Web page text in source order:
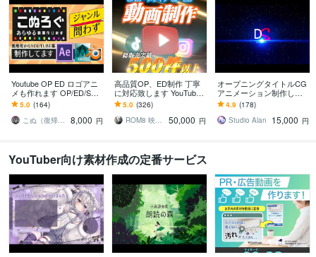
Youtube OP ED ロゴアニ
メも作れます OP/ED/SV
G/Lottie/3D/LOGO/タイト
ル等
5.0 (164)
こぬ（復帰✨）
8,000 円
高品質OP、ED制作 丁寧
に対応致します YouTube
初心者からベテランまで
使える豊富なラインナッ
プ
5.0 (326)
ROM8 映像クリエイター
50,000 円
オープニングタイトルCG
アニメーション制作しま
す 高評価はハイクオリテ
ィの証！サンプルあり！
4.9 (178)
Studio Alan
15,000 円
YouTuber向け素材作成の定番サービス